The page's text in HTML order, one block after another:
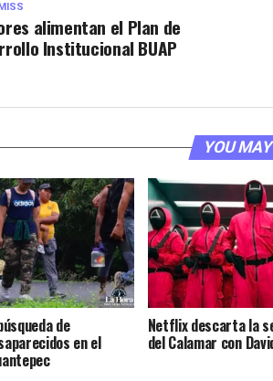
alimentan el Plan de
Institucional BUAP
YOU
de
en el
Netflix descarta la
del Calamar con